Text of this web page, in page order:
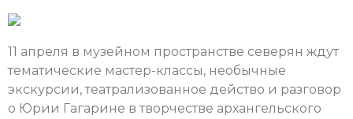
11 апреля в музейном пространстве северян ждут
тематические мастер-классы, необычные
экскурсии, театрализованное действо и разговор
о Юрии Гагарине в творчестве архангельского